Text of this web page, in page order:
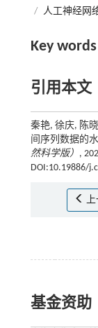
/ 人工神经网
Key words
引用本文
秦艳, 徐庆, 陈
间序列数据的
然科学版） ,
DOI:10.19886/
上
基金资助